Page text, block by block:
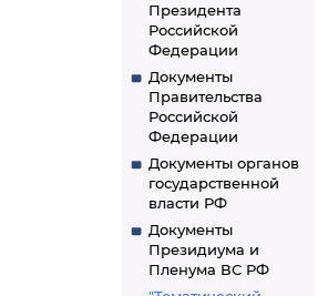
Президента
Российской
Федерации
Документы
Правительства
Российской
Федерации
Документы органов
государственной
власти РФ
Документы
Президиума и
Пленума ВС РФ